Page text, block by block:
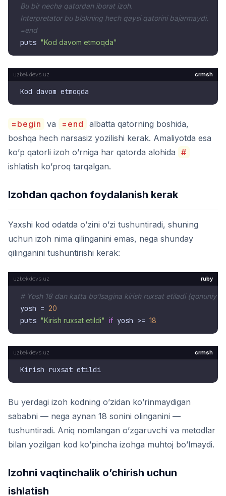
Bu bir necha qatordan iborat izoh.
Interpretator bu blokning hech qaysi qatorini bajarmaydi.
=end
puts "Kod davom etmoqda"
crmsh
=begin va =end
albatta qatorning boshida,
boshqa hech narsasiz yozilishi kerak. Amaliyotda esa
ko’p qatorli izoh o’rniga har qatorda alohida #
ishlatish ko’proq tarqalgan.
Izohdan qachon foydalanish kerak
Yaxshi kod odatda o’zini o’zi tushuntiradi, shuning
uchun izoh nima qilinganini emas, nega shunday
qilinganini tushuntirishi kerak:
ruby
# Yosh 18 dan katta bo'lsagina kirish ruxsat etiladi (qonuniy
yosh = 20
puts "Kirish ruxsat etildi" if yosh >= 18
crmsh
Bu yerdagi izoh kodning o’zidan ko’rinmaydigan
sababni — nega aynan 18 sonini olinganini —
tushuntiradi. Aniq nomlangan o’zgaruvchi va metodlar
bilan yozilgan kod ko’pincha izohga muhtoj bo’lmaydi.
Izohni vaqtinchalik o’chirish uchun
ishlatish